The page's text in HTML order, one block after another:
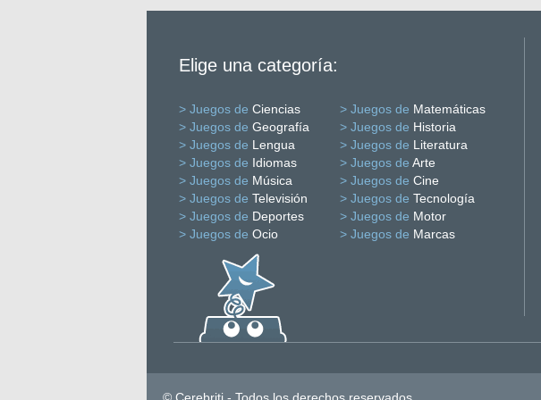
Elige una categoría:
> Juegos de Ciencias > Juegos de Matemáticas
> Juegos de Geografía > Juegos de Historia
> Juegos de Lengua > Juegos de Literatura
> Juegos de Idiomas > Juegos de Arte
> Juegos de Música > Juegos de Cine
> Juegos de Televisión > Juegos de Tecnología
> Juegos de Deportes > Juegos de Motor
> Juegos de Ocio > Juegos de Marcas